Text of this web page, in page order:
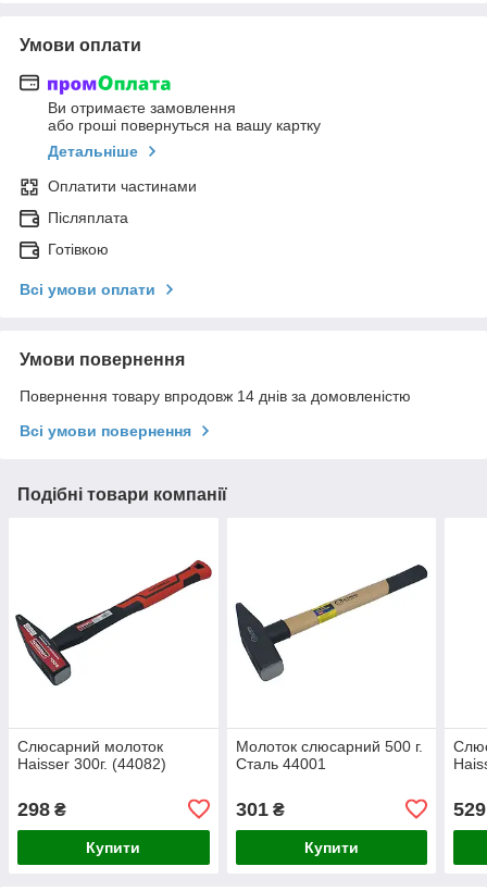
Умови оплати
Ви отримаєте замовлення
або гроші повернуться на вашу картку
Детальніше
Оплатити частинами
Післяплата
Готівкою
Всі умови оплати
Умови повернення
Повернення товару впродовж 14 днів за домовленістю
Всі умови повернення
Подібні товари компанії
Слюсарний молоток
Haisser 300г. (44082)
298 ₴
Купити
Молоток слюсарний 500 г.
Сталь 44001
301₴
Купити
529